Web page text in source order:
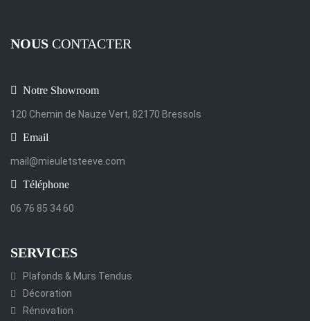
NOUS CONTACTER
Notre Showroom
120 Chemin de Nauze Vert, 82170 Bressols
Email
mail@mieuletsteeve.com
Téléphone
06 76 85 34 60
SERVICES
Plafonds & Murs Tendus
Décoration
Rénovation